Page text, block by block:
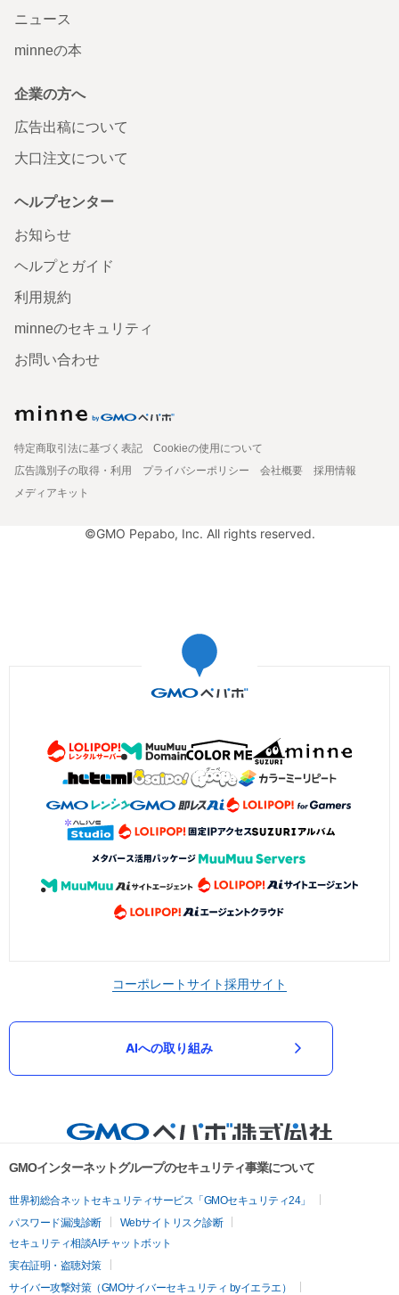
ニュース
minneの本
企業の方へ
広告出稿について
大口注文について
ヘルプセンター
お知らせ
ヘルプとガイド
利用規約
minneのセキュリティ
お問い合わせ
特定商取引法に基づく表記
Cookieの使用について
広告識別子の取得・利用
プライバシーポリシー 会社概要
採用情報
メディアキット
©GMO Pepabo, Inc. All rights reserved.
コーポレートサイト採用サイト
AIへの取り組み
GMOインターネットグループのセキュリティ事業について
世界初総合ネットセキュリティサービス「GMOセキュリティ24」
パスワード漏洩診断
Webサイトリスク診断
セキュリティ相談AIチャットボット
実在証明・盗聴対策
サイバー攻撃対策（GMOサイバーセキュリティ byイエラエ）